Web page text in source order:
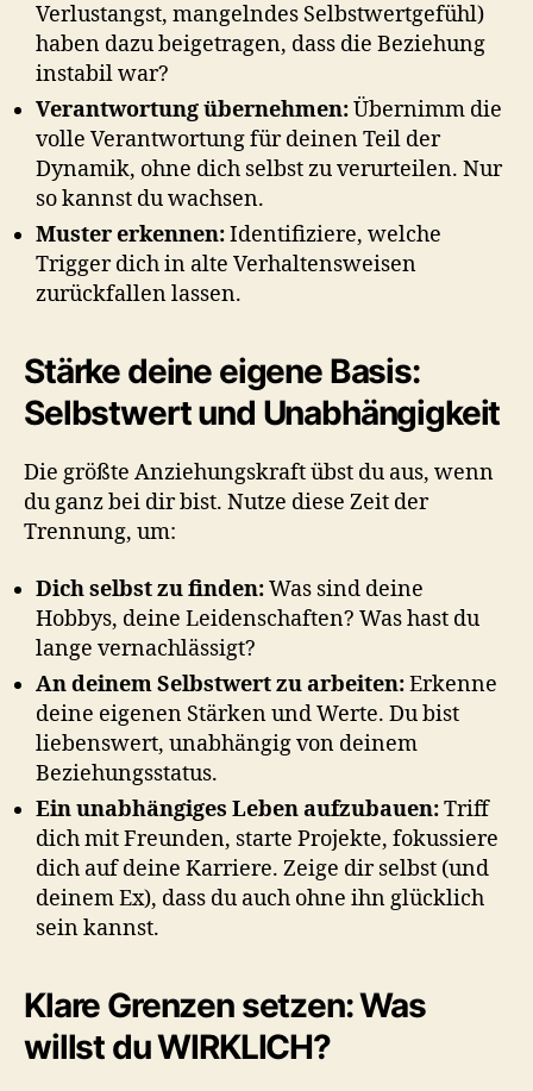
Verlustangst, mangelndes Selbstwertgefühl)
haben dazu beigetragen, dass die Beziehung
instabil war?
Verantwortung übernehmen:Übernimm die
volle Verantwortung für deinen Teil der
Dynamik, ohne dich selbst zu verurteilen. Nur
so kannst du wachsen.
Muster erkennen:Identifiziere, welche
Trigger dich in alte Verhaltensweisen
zurückfallen lassen.
Stärke deine eigene Basis:
Selbstwert und Unabhängigkeit
Die größte Anziehungskraft übst du aus, wenn
du ganz bei dir bist. Nutze diese Zeit der
Trennung, um:
Dich selbst zu finden:Was sind deine
Hobbys, deine Leidenschaften? Was hast du
lange vernachlässigt?
An deinem Selbstwert zu arbeiten:Erkenne
deine eigenen Stärken und Werte. Du bist
liebenswert, unabhängig von deinem
Beziehungsstatus.
Ein unabhängiges Leben aufzubauen:Triff
dich mit Freunden, starte Projekte, fokussiere
dich auf deine Karriere. Zeige dir selbst (und
deinem Ex), dass du auch ohne ihn glücklich
sein kannst.
Klare Grenzen setzen: Was
willst du WIRKLICH?